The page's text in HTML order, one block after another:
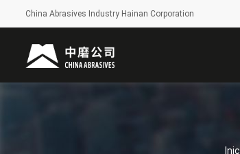
China Abrasives Industry Hainan Corporation